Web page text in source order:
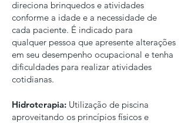
direciona brinquedos e atividades
conforme a idade e a necessidade de
cada paciente. É indicado para
qualquer pessoa que apresente alterações
em seu desempenho ocupacional e tenha
dificuldades para realizar atividades
cotidianas.
Hidroterapia: Utilização de piscina
aproveitando os princípios físicos e